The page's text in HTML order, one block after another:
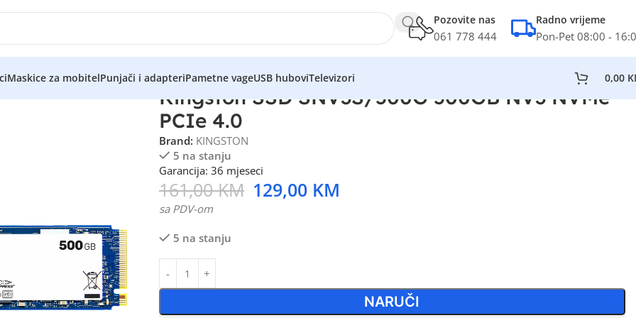
Pozovite nas
061 778 444
Radno vrijeme
Pon-Pet 08:00 -
Maskice za mobitelPunjači i adapteriPametne vageUSB huboviTelevizori 0,00
Kingston SSD SNV3S/500G 500GB NV3 NVMe
PCIe 4.0
Brand: KINGSTON
5 na stanju
Garancija: 36 mjeseci
161,00KM 129,00 KM
sa PDV-om
5 na stanju
NARUČI